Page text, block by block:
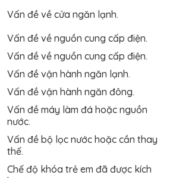
Vấn đề về cửa ngăn lạnh.
Vấn đề về nguồn cung cấp điện.
Vấn đề về nguồn cung cấp điện.
Vấn đề vận hành ngăn lạnh.
Vấn đề vận hành ngăn đông.
Vấn đề máy làm đá hoặc nguồn
nước.
Vấn đề bộ lọc nước hoặc cần thay
thế.
Chế độ khóa trẻ em đã được kích